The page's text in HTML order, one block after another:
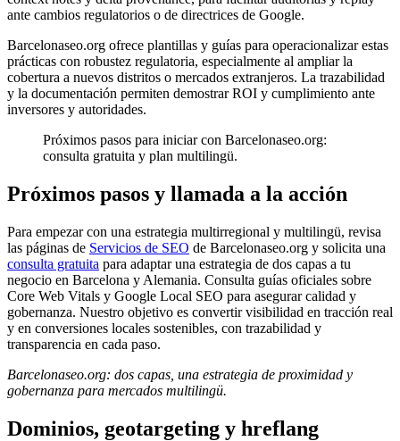
ante cambios regulatorios o de directrices de Google.
Barcelonaseo.org ofrece plantillas y guías para operacionalizar estas
prácticas con robustez regulatoria, especialmente al ampliar la
cobertura a nuevos distritos o mercados extranjeros. La trazabilidad
y la documentación permiten demostrar ROI y cumplimiento ante
inversores y autoridades.
Próximos pasos para iniciar con Barcelonaseo.org:
consulta gratuita y plan multilingü.
Próximos pasos y llamada a la acción
Para empezar con una estrategia multirregional y multilingü, revisa
las páginas de Servicios de SEO de Barcelonaseo.org y solicita una
consulta gratuita para adaptar una estrategia de dos capas a tu
negocio en Barcelona y Alemania. Consulta guías oficiales sobre
Core Web Vitals y Google Local SEO para asegurar calidad y
gobernanza. Nuestro objetivo es convertir visibilidad en tracción real
y en conversiones locales sostenibles, con trazabilidad y
transparencia en cada paso.
Barcelonaseo.org: dos capas, una estrategia de proximidad y
gobernanza para mercados multilingü.
Dominios, geotargeting y hreflang